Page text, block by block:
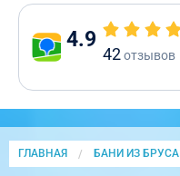
4.9
42отзывов
ГЛАВНАЯ БАНИ ИЗ БРУСА